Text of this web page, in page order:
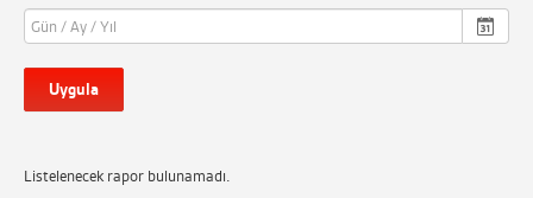
Uygula
Listelenecek rapor bulunamadı.